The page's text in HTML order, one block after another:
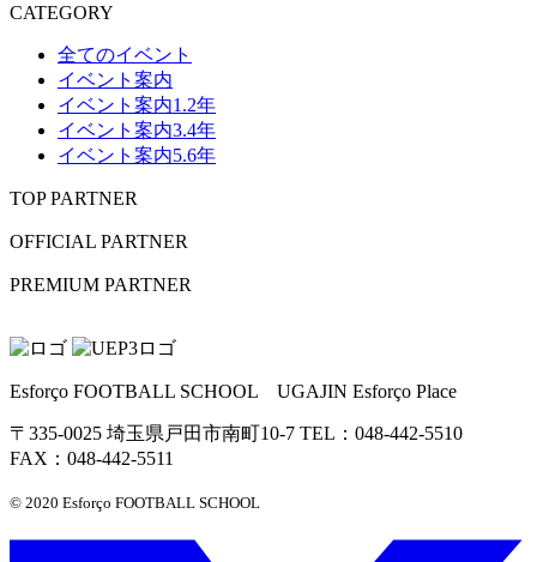
CATEGORY
全てのイベント
イベント案内
イベント案内1.2年
イベント案内3.4年
イベント案内5.6年
TOP PARTNER
OFFICIAL PARTNER
PREMIUM PARTNER
Esforço FOOTBALL SCHOOL UGAJIN Esforço Place
〒335-0025 埼玉県戸田市南町10-7 TEL：048-442-5510
FAX：048-442-5511
© 2020 Esforço FOOTBALL SCHOOL